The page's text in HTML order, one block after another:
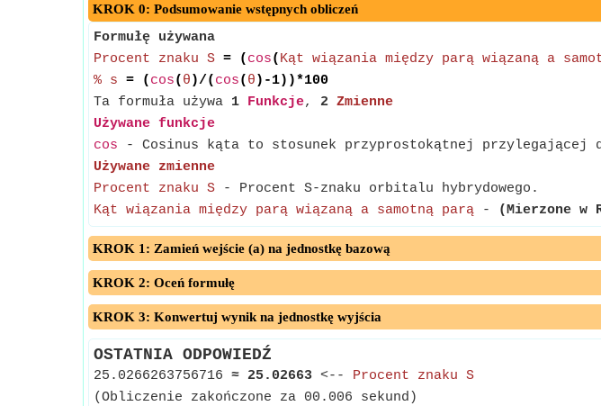
KROK 0: Podsumowanie wstępnych obliczeń
Formułę używana
Procent znaku S = ( cos( Kąt wiązania między parą wiązaną a
% s = ( cos( θ )/( cos( θ )-1))*100
Ta formuła używa 1 Funkcje, 2 Zmienne
Używane funkcje
cos - Cosinus kąta to stosunek przyprostokątnej
Używane zmienne
Procent znaku S - Procent S-znaku orbitalu hybrydowego.
Kąt wiązania między parą wiązaną a samotną parą - (Mierzone w
KROK 1: Zamień wejście (a) na jednostkę bazową
KROK 2: Oceń formułę
KROK 3: Konwertuj wynik na jednostkę wyjścia
OSTATNIA ODPOWIEDŹ
25.0266263756716 ≈ 25.02663 <-- Procent znaku S
(Obliczenie zakończone za 00.006 sekund)